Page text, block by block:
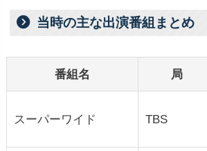
当時の主な出演番組まとめ
番組名 局
スーパーワイド TBS